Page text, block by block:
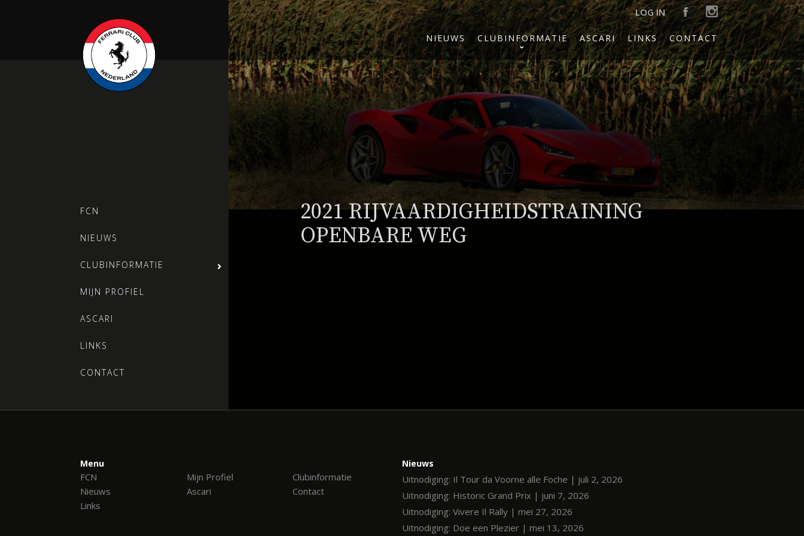
LOG IN
NIEUWS CLUBINFORMATIE ASCARI LINKS CONTACT
FCN
NIEUWS
CLUBINFORMATIE
MIJN PROFIEL
ASCARI
LINKS
CONTACT
2021 RIJVAARDIGHEIDSTRAINING
OPENBARE WEG
Menu
FCN Mijn Profiel
Clubinformatie
Nieuws
Ascari
Contact
Links
Nieuws
Uitnodiging: Il Tour da Voorne alle Foche | juli 2, 2026
Uitnodiging: Historic Grand Prix | juni 7, 2026
Uitnodiging: Vivere Il Rally | mei 27, 2026
Uitnodiging: Doe een Plezier | mei 13, 2026